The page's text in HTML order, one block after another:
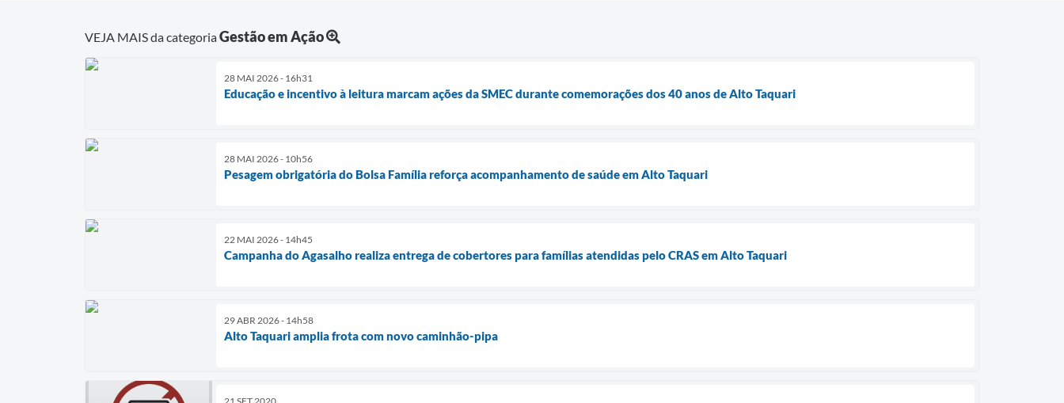
VEJA MAIS da categoriaGestão em Ação
28 MAI 2026 - 16h31
Educação e incentivo à leitura marcam ações da SMEC durante comemorações dos 40 anos de Alto Taquari
28 MAI 2026 - 10h56
Pesagem obrigatória do Bolsa Família reforça acompanhamento de saúde em Alto Taquari
22 MAI 2026 - 14h45
Campanha do Agasalho realiza entrega de cobertores para famílias atendidas pelo CRAS em Alto Taquari
29 ABR 2026 - 14h58
Alto Taquari amplia frota com novo caminhão-pipa